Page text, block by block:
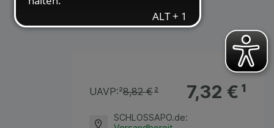
7,32 €¹
UAVP:²8,82 €²
SCHLOSSAPO.de: